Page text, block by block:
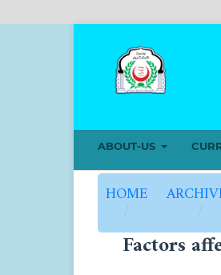
ABOUT-US
HOME
/ /
Factors